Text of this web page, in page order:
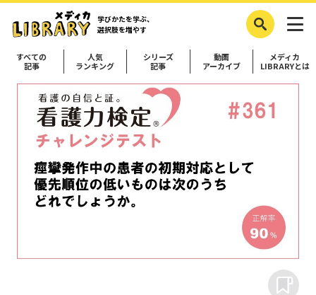
学びかたを学ぶ、
選択肢を増やす
すべての
記事
人気
ランキング
シリーズ
記事
動画
アーカイブ
メディカ
LIBRARYとは